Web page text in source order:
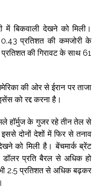
में बिकवाली देखने को मिली।
प्रतिशत की कमजोरी के
की गिरावट के साथ 61
की ओर से ईरान पर ताजा
को रद्द करना है।
हॉर्मुज के गुजर रहे तीन तेल से
दोनों देशों में फिर से तनाव
को मिली है। बेंचमार्क ब्रेंट
प्रति बैरल से अधिक हो
2.5 प्रतिशत से अधिक बढ़कर